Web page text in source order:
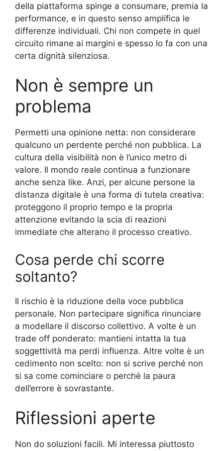
della piattaforma spinge a consumare, premia la
performance, e in questo senso amplifica le
differenze individuali. Chi non compete in quel
circuito rimane ai margini e spesso lo fa con una
certa dignità silenziosa.
Non è sempre un
problema
Permetti una opinione netta: non considerare
qualcuno un perdente perché non pubblica. La
cultura della visibilità non è l’unico metro di
valore. Il mondo reale continua a funzionare
anche senza like. Anzi, per alcune persone la
distanza digitale è una forma di tutela creativa:
proteggono il proprio tempo e la propria
attenzione evitando la scia di reazioni
immediate che alterano il processo creativo.
Cosa perde chi scorre
soltanto?
Il rischio è la riduzione della voce pubblica
personale. Non partecipare significa rinunciare
a modellare il discorso collettivo. A volte è un
trade off ponderato: mantieni intatta la tua
soggettività ma perdi influenza. Altre volte è un
cedimento non scelto: non si scrive perché non
si sa come cominciare o perché la paura
dell’errore è sovrastante.
Riflessioni aperte
Non do soluzioni facili. Mi interessa piuttosto